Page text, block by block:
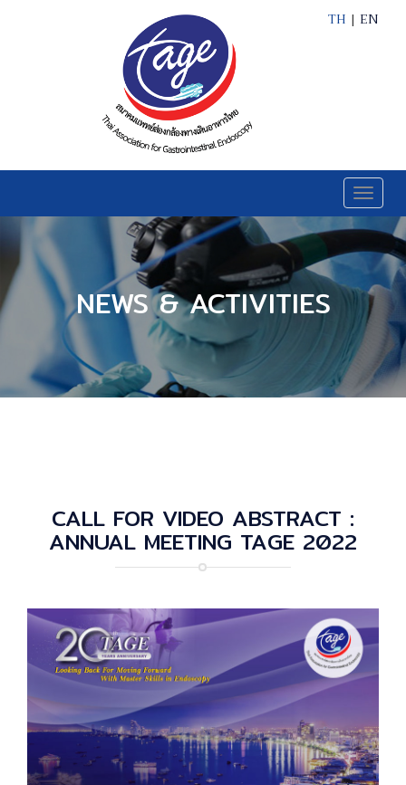
TH | EN
Toggle
NEWS & ACTIVITIES
CALL FOR VIDEO ABSTRACT :
ANNUAL MEETING TAGE 2022